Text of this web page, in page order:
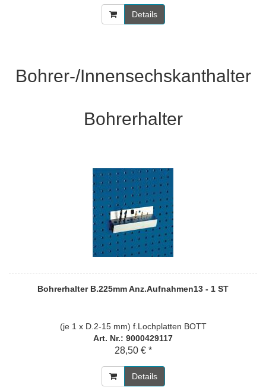
Details
Bohrer-/Innensechskanthalter
Bohrerhalter
Bohrerhalter B.225mm Anz.Aufnahmen13 - 1 ST
(je 1 x D.2-15 mm) f.Lochplatten BOTT
Art. Nr.: 9000429117
28,50 € *
Details